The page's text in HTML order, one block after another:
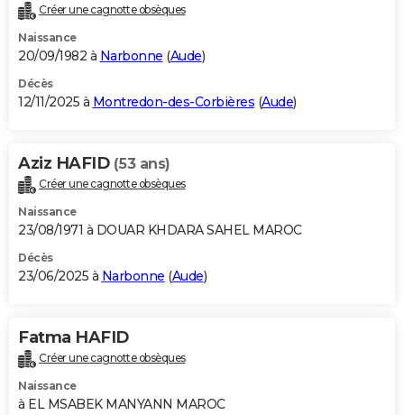
Destinations
City break
Voyage nature
Voyage de noces
Forum
Climat
+PHOTO
GUIDES D'ACHAT
BONS PLANS
Carte de Noël
Carte Bonne année
Carte Saint-Valentin
Carte Pâques
Carte d'anniversaire
DICTIONNAIRE
Dictionnaire
Biographies
Citations
Expressions
Proverbes
PROGRAMME TV
S'inscrire
Se connecter
Lycées
Collèges
Primaires
Universités
Entreprises
Service militaire
Avis de recherche
AVIS DE DÉCÈS
Bricolage
Lifestyle
Culture
Sport
Auto
Television
Voyage
Cinema
Créer une cagnotte obsèques
Naissance
20/09/1982 à Narbonne (Aude)
Décès
12/11/2025 à Montredon-des-Corbières (Aude)
Aziz HAFID (53 ans)
Créer une cagnotte obsèques
Naissance
23/08/1971 à DOUAR KHDARA SAHEL MAROC
Décès
23/06/2025 à Narbonne (Aude)
Fatma HAFID
Créer une cagnotte obsèques
Naissance
à EL MSABEK MANYANN MAROC